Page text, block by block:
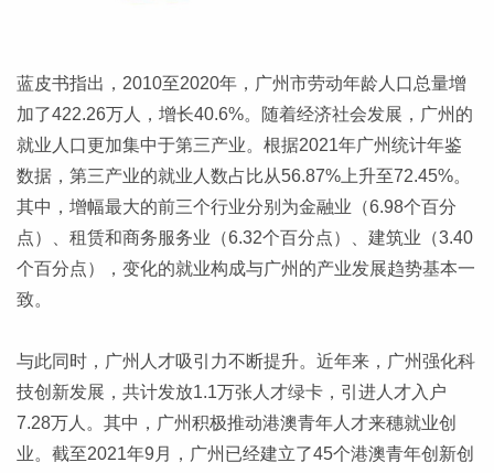
蓝皮书指出，2010至2020年，广州市劳动年龄人口总量增
加了422.26万人，增长40.6%。随着经济社会发展，广州的
就业人口更加集中于第三产业。根据2021年广州统计年鉴
数据，第三产业的就业人数占比从56.87%上升至72.45%。
其中，增幅最大的前三个行业分别为金融业（6.98个百分
点）、租赁和商务服务业（6.32个百分点）、建筑业（3.40
个百分点），变化的就业构成与广州的产业发展趋势基本一
致。
与此同时，广州人才吸引力不断提升。近年来，广州强化科
技创新发展，共计发放1.1万张人才绿卡，引进人才入户
7.28万人。其中，广州积极推动港澳青年人才来穗就业创
业。截至2021年9月，广州已经建立了45个港澳青年创新创